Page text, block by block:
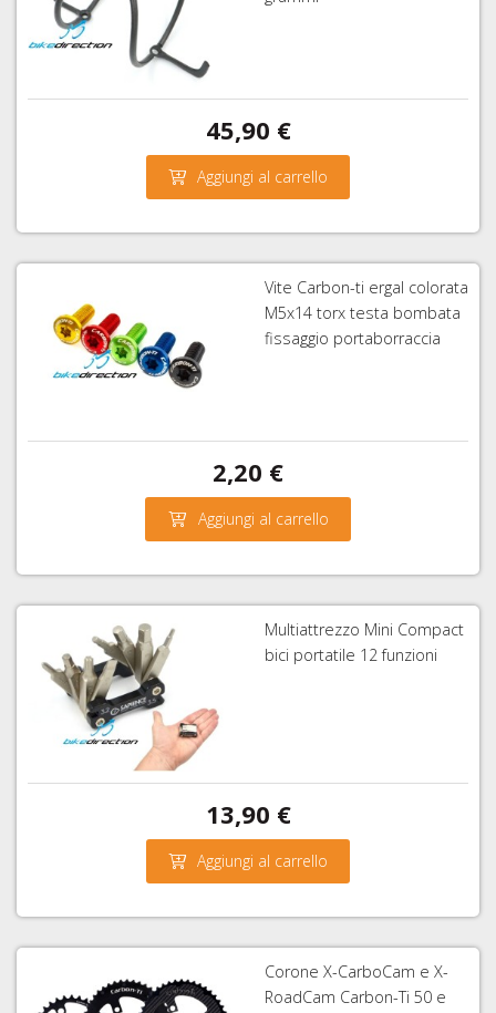
45,90 €
Aggiungi al carrello
Vite Carbon-ti ergal colorata
M5x14 torx testa bombata
fissaggio portaborraccia
2,20 €
Aggiungi al carrello
Multiattrezzo Mini Compact
bici portatile 12 funzioni
13,90 €
Aggiungi al carrello
Corone X-CarboCam e X-
RoadCam Carbon-Ti 50 e